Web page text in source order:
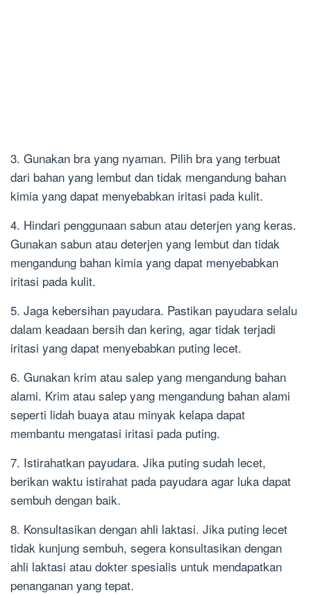
3. Gunakan bra yang nyaman. Pilih bra yang terbuat
dari bahan yang lembut dan tidak mengandung bahan
kimia yang dapat menyebabkan iritasi pada kulit.
4. Hindari penggunaan sabun atau deterjen yang keras.
Gunakan sabun atau deterjen yang lembut dan tidak
mengandung bahan kimia yang dapat menyebabkan
iritasi pada kulit.
5. Jaga kebersihan payudara. Pastikan payudara selalu
dalam keadaan bersih dan kering, agar tidak terjadi
iritasi yang dapat menyebabkan puting lecet.
6. Gunakan krim atau salep yang mengandung bahan
alami. Krim atau salep yang mengandung bahan alami
seperti lidah buaya atau minyak kelapa dapat
membantu mengatasi iritasi pada puting.
7. Istirahatkan payudara. Jika puting sudah lecet,
berikan waktu istirahat pada payudara agar luka dapat
sembuh dengan baik.
8. Konsultasikan dengan ahli laktasi. Jika puting lecet
tidak kunjung sembuh, segera konsultasikan dengan
ahli laktasi atau dokter spesialis untuk mendapatkan
penanganan yang tepat.